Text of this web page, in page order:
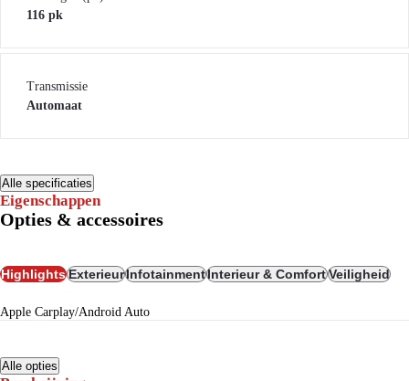
116 pk
Transmissie
Automaat
Alle specificaties
Eigenschappen
Opties & accessoires
HighlightsExterieurInfotainmentInterieur & ComfortVeiligheid
Apple Carplay/Android Auto
Alle opties